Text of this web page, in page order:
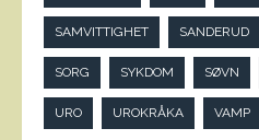
SAMVITTIGHET SANDERUD
SORG SYKDOM SØVN
URO UROKRÅKA VAMP